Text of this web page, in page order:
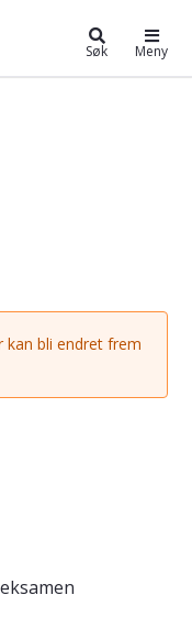
Søk Meny
kan bli endret frem